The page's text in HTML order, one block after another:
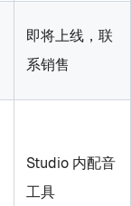
即将上线，联
系销售
Studio 内配音
工具